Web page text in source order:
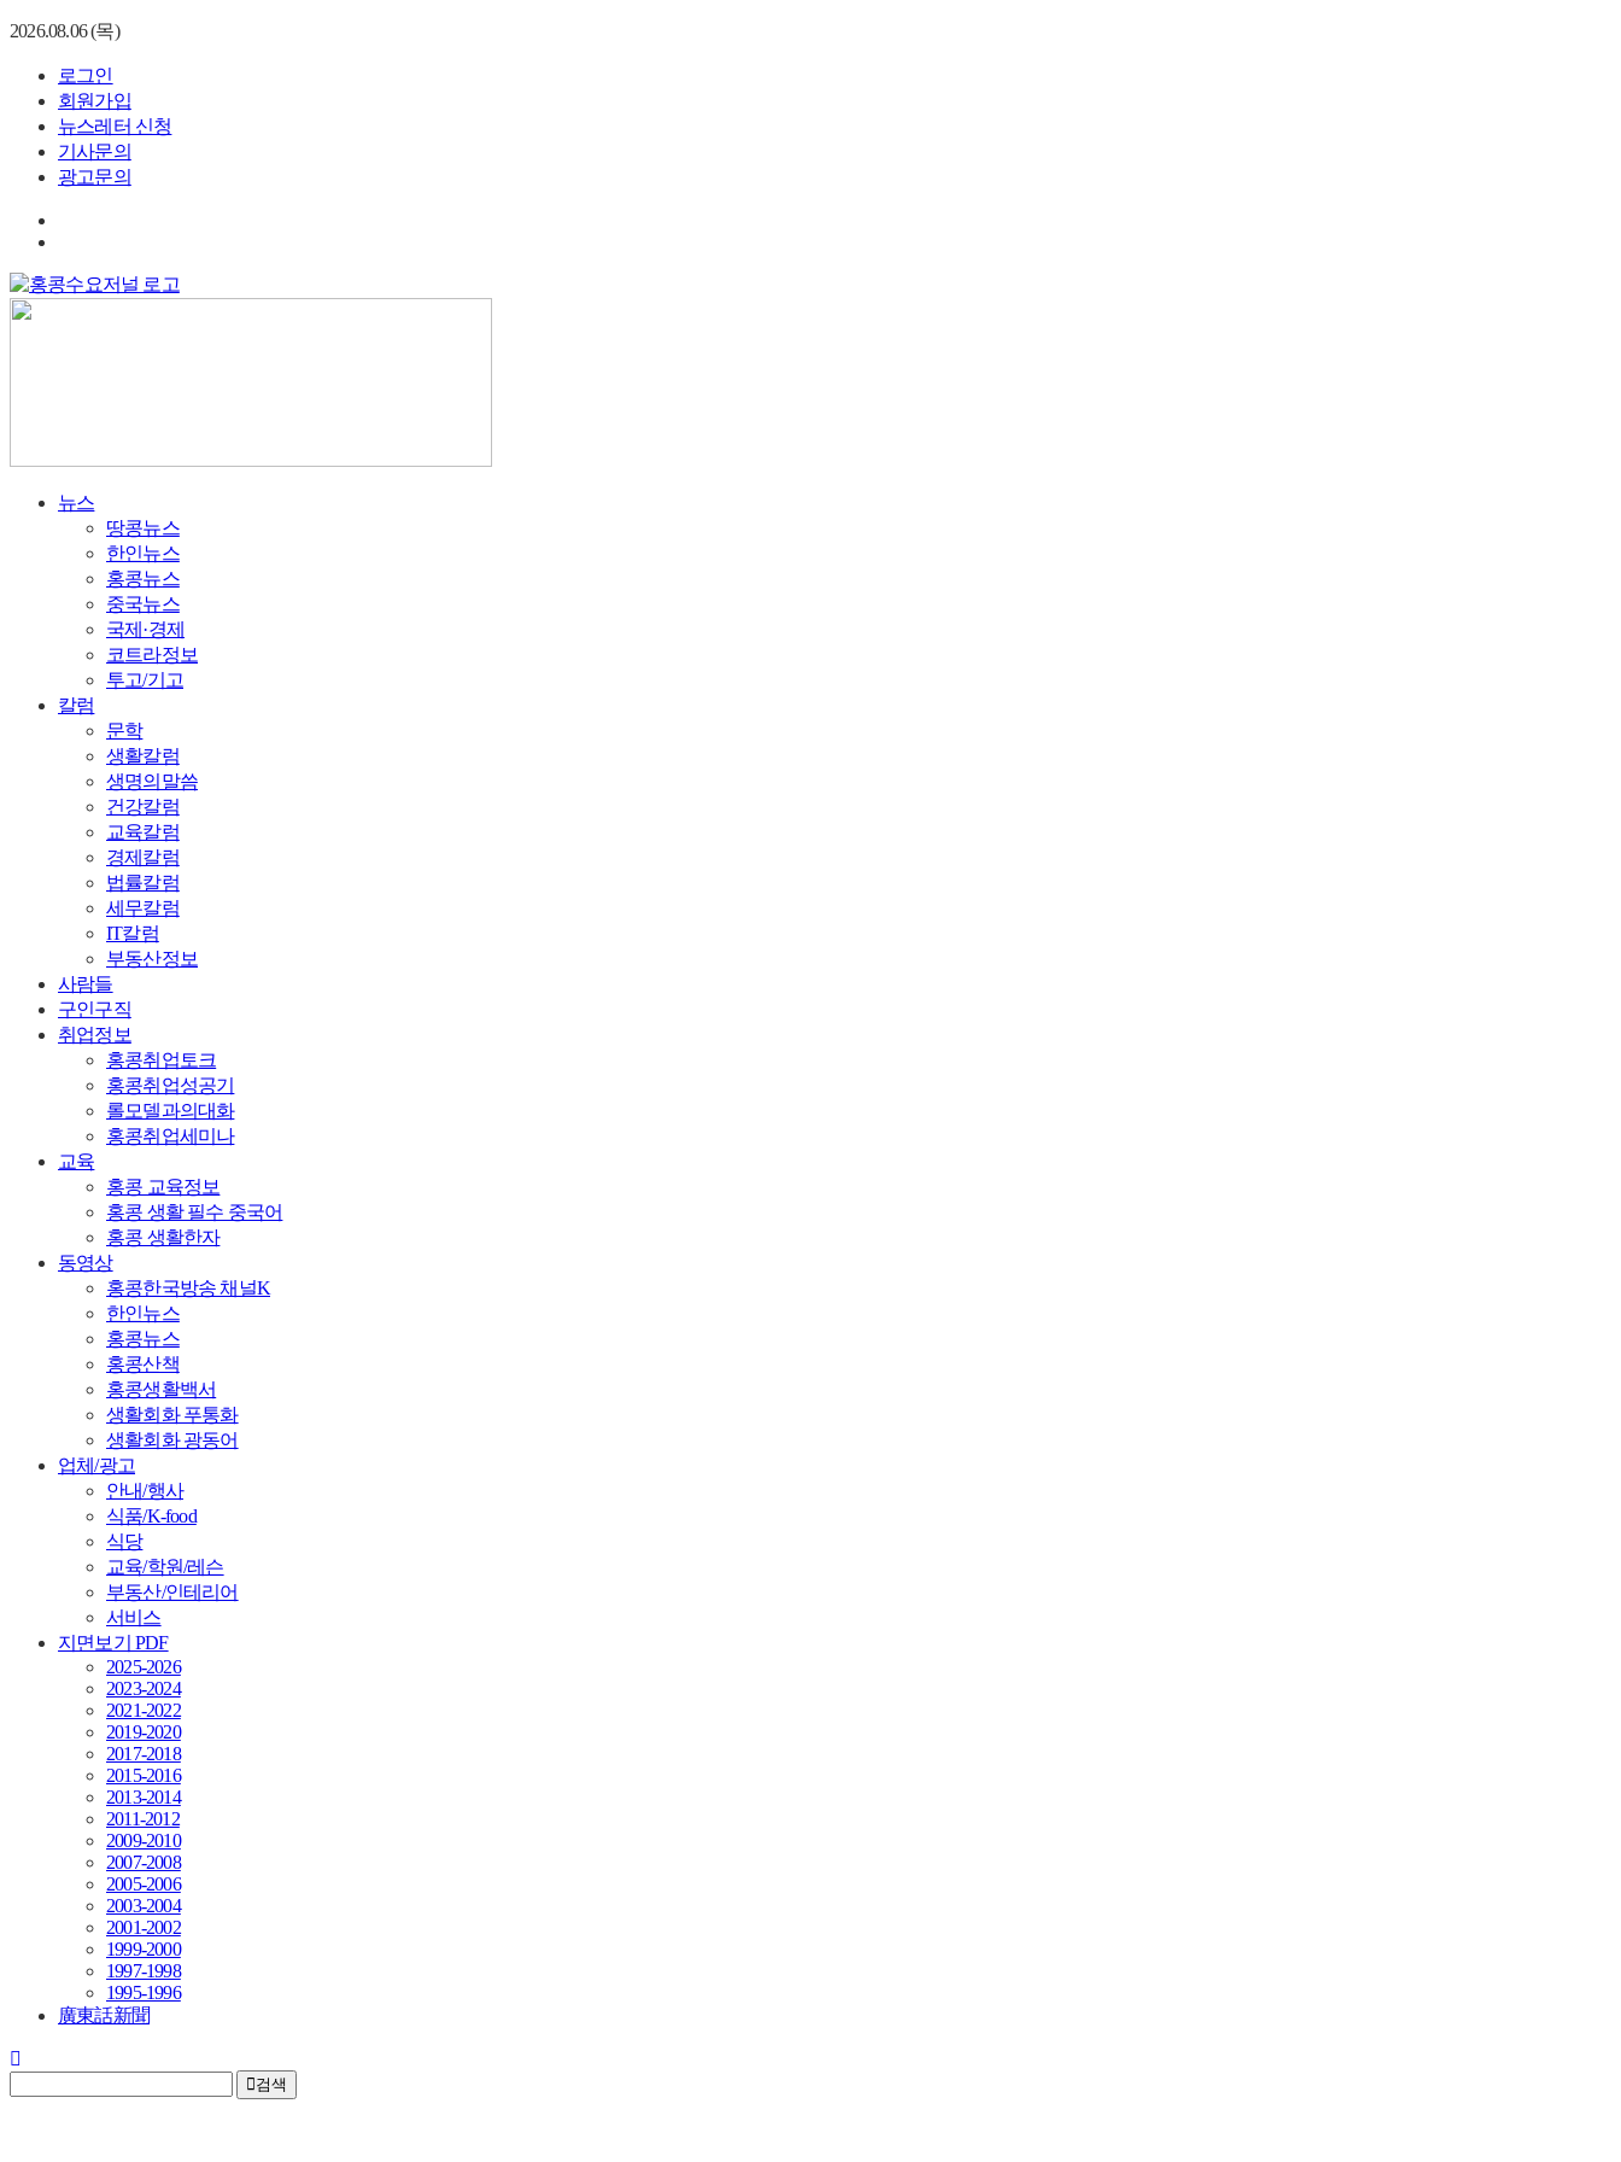
2026.08.06 (목)
로그인
회원가입
뉴스레터 신청
기사문의
광고문의
뉴스
땅콩뉴스
한인뉴스
홍콩뉴스
중국뉴스
국제·경제
코트라정보
투고/기고
칼럼
문학
생활칼럼
생명의말씀
건강칼럼
교육칼럼
경제칼럼
법률칼럼
세무칼럼
IT칼럼
부동산정보
사람들
구인구직
취업정보
홍콩취업토크
홍콩취업성공기
롤모델과의대화
홍콩취업세미나
교육
홍콩 교육정보
홍콩 생활 필수 중국어
홍콩 생활한자
동영상
홍콩한국방송 채널K
한인뉴스
홍콩뉴스
홍콩산책
홍콩생활백서
생활회화 푸통화
생활회화 광동어
업체/광고
안내/행사
식품/K-food
식당
교육/학원/레슨
부동산/인테리어
서비스
지면보기 PDF
2025-2026
2023-2024
2021-2022
2019-2020
2017-2018
2015-2016
2013-2014
2011-2012
2009-2010
2007-2008
2005-2006
2003-2004
2001-2002
1999-2000
1997-1998
1995-1996
廣東話新聞
검색